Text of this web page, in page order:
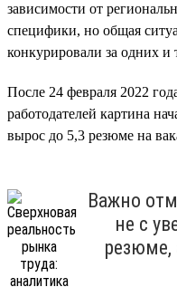
зависимости от
специфики, но общая
конкурировали за одних
После 24 февраля 2022
работодателей картина
вырос до 5,3 резюме на
Важно
не с